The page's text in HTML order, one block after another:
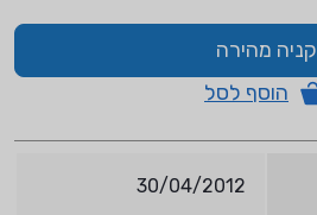
קניה מהירה
הוסף לסל
30/04/2012